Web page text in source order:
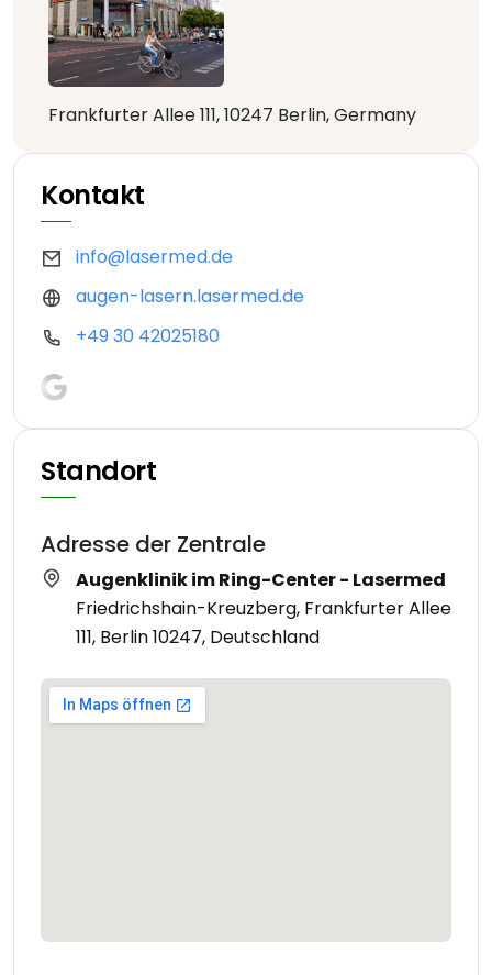
Frankfurter Allee 111, 10247 Berlin, Germany
Kontakt
info@lasermed.de
augen-lasern.lasermed.de
+49 30 42025180
Standort
Adresse der Zentrale
Augenklinik im Ring-Center - Lasermed
Friedrichshain-Kreuzberg, Frankfurter Allee
111, Berlin 10247, Deutschland